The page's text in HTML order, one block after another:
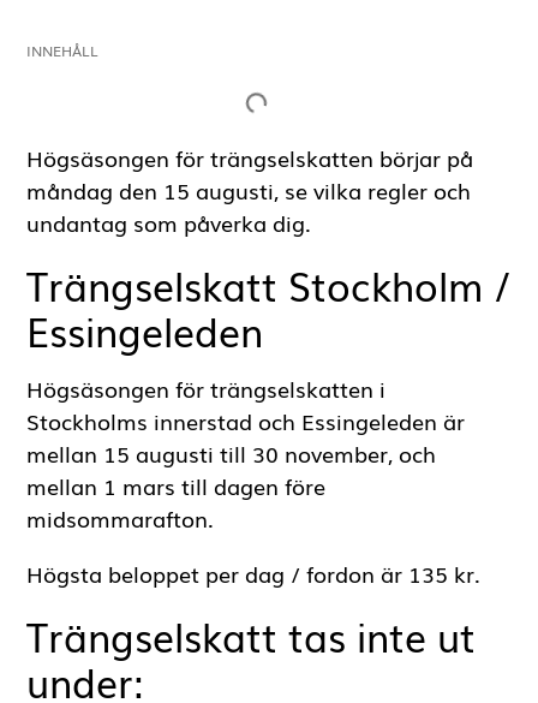
INNEHÅLL
Trängselskatt Stockholm / Essingeleden
Körjournal
Trängselskatt Göteborg
Flerpassageregeln
Högsäsongen för trängselskatten börjar på
måndag den 15 augusti, se vilka regler och
undantag som påverka dig.
Trängselskatt Stockholm /
Essingeleden
Högsäsongen för trängselskatten i
Stockholms innerstad och Essingeleden är
mellan 1 mars till dagen före
midsommarafton.